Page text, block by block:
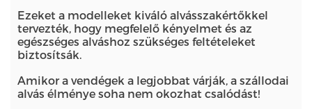
Ezeket a modelleket kiváló alvásszakértőkkel
tervezték, hogy megfelelő kényelmet és az
egészséges alváshoz szükséges feltételeket
biztosítsák.
Amikor a vendégek a legjobbat várják, a szállodai
alvás élménye soha nem okozhat csalódást!